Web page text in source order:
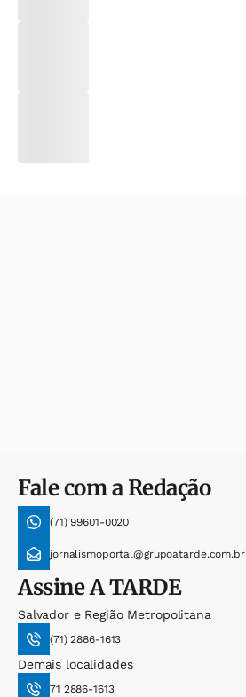
Fale com a Redação
(71) 99601-0020
jornalismoportal@grupoatarde.com.br
AssineA TARDE
Salvador e Região Metropolitana
(71) 2886-1613
Demais localidades
71 2886-1613